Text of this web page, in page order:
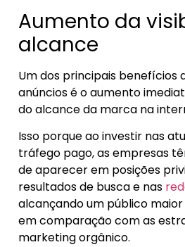
Aumento da
alcance
Um dos principais benefícios
anúncios é o aumento
do alcance da marca na
Isso porque ao investir nas
tráfego pago, as empresas
de aparecer em posições
resultados de busca e nas
alcançando um público
em comparação com as
marketing orgânico.